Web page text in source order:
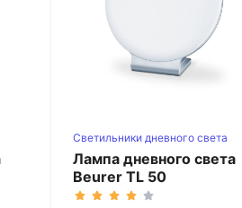
Светильники дневного света
Лампа дневного света
Beurer TL 50